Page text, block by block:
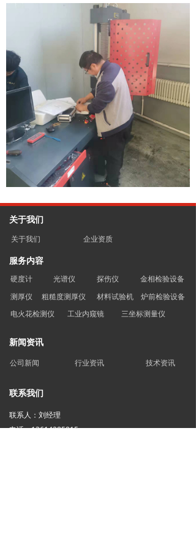
关于我们
服务内容
新闻资讯
联系我们
联系人：刘经理
电话 : 13614285815
关于我们 企业资质
硬度计 光谱仪 探伤仪
金相检验设备
测厚仪
粗糙度测厚仪 材料试验机
炉前检验设备
电火花检测仪
工业内窥镜 三坐标测量仪
公司新闻 行业资讯 技术资讯